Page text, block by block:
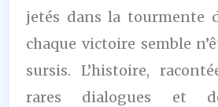
jetés dans la tourmente
chaque victoire semble
sursis. L’histoire,
rares dialogues et